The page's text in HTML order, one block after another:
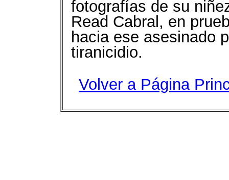
fotografías de su
Read Cabral, en
hacia ese asesinado
tiranicidio.
Volver a Página P